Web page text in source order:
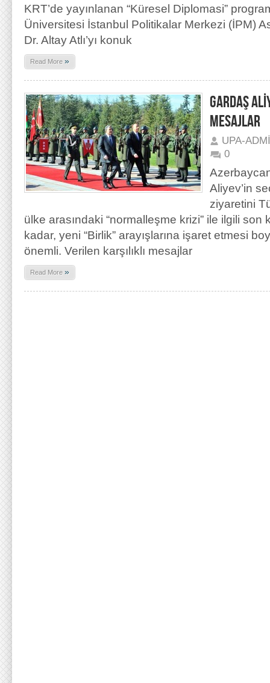
KRT’de yayınlanan “Küresel Diplomasi”
Üniversitesi İstanbul Politikalar Merkezi (İPM)
Dr. Altay Atlı’yı konuk
Read More »
GARDAŞ
MESAJLAR
UPA-
0
Aliyev’in
ziyaretini
ülke arasındaki “normalleşme krizi” ile ilgili son
kadar, yeni “Birlik” arayışlarına işaret etmesi
önemli. Verilen karşılıklı mesajlar
Read More »